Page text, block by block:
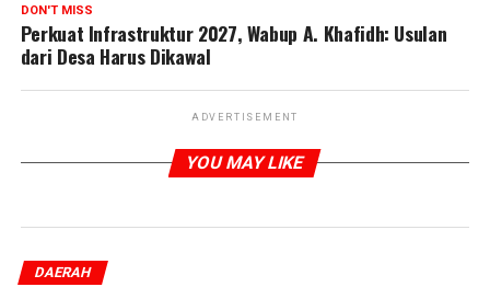
DON'T MISS
Perkuat Infrastruktur 2027, Wabup A. Khafidh: Usulan
dari Desa Harus Dikawal
ADVERTISEMENT
YOU MAY LIKE
DAERAH